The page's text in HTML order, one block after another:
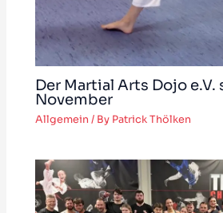
Der Martial Arts Dojo
November
Allgemein / By Patrick Thölken